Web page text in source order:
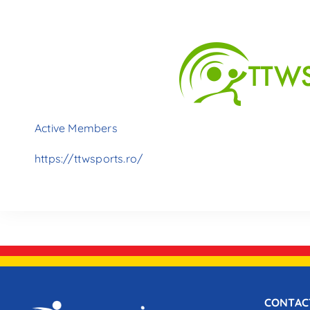
Active Members
https://ttwsports.ro/